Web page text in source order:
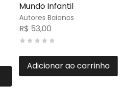
Autores Baianos
Mundo Infantil
R$ 53,00
Adicionar ao carrinho